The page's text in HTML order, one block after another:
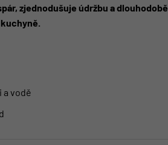
zjednodušuje údržbu a dlouhodobě
vodě